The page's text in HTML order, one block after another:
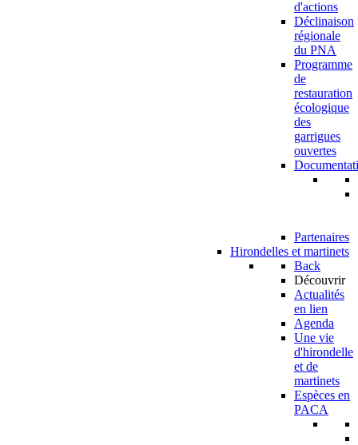
d'actions
Déclinaison
régionale
du PNA
Programme
de
restauration
écologique
des
garrigues
ouvertes
Partenaires
Hirondelles et martinets
Back
Découvrir
Actualités
en lien
Agenda
Une vie
d'hirondelle
et de
martinets
Espèces en
PACA